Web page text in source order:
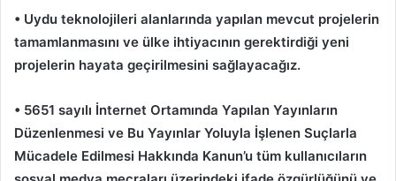
• Uydu teknolojileri alanlarında yapılan mevcut projelerin
tamamlanmasını ve ülke ihtiyacının gerektirdiği yeni
projelerin hayata geçirilmesini sağlayacağız.
• 5651 sayılı İnternet Ortamında Yapılan Yayınların
Düzenlenmesi ve Bu Yayınlar Yoluyla İşlenen Suçlarla
Mücadele Edilmesi Hakkında Kanun’u tüm kullanıcıların